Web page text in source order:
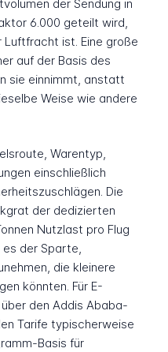
der Sendung in
6.000 geteilt wird,
ist. Eine große
auf der Basis des
sie einnimmt, anstatt
Weise wie andere
Warentyp,
einschließlich
Die
der dedizierten
Nutzlast pro Flug
der Sparte,
die kleinere
könnten. Für E-
den Addis Ababa-
Tarife typischerweise
Basis für